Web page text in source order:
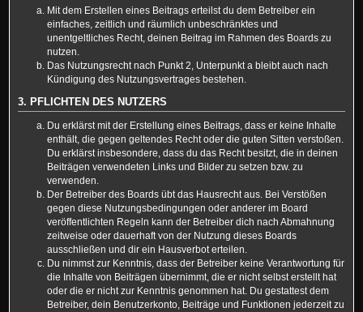
Mit dem Erstellen eines Beitrags erteilst du dem Betreiber ein
einfaches, zeitlich und räumlich unbeschränktes und
unentgeltliches Recht, deinen Beitrag im Rahmen des Boards zu
nutzen.
Das Nutzungsrecht nach Punkt 2, Unterpunkt a bleibt auch nach
Kündigung des Nutzungsvertrages bestehen.
3. PFLICHTEN DES NUTZERS
Du erklärst mit der Erstellung eines Beitrags, dass er keine Inhalte
enthält, die gegen geltendes Recht oder die guten Sitten verstoßen.
Du erklärst insbesondere, dass du das Recht besitzt, die in deinen
Beiträgen verwendeten Links und Bilder zu setzen bzw. zu
verwenden.
Der Betreiber des Boards übt das Hausrecht aus. Bei Verstößen
gegen diese Nutzungsbedingungen oder anderer im Board
veröffentlichten Regeln kann der Betreiber dich nach Abmahnung
zeitweise oder dauerhaft von der Nutzung dieses Boards
ausschließen und dir ein Hausverbot erteilen.
Du nimmst zur Kenntnis, dass der Betreiber keine Verantwortung für
die Inhalte von Beiträgen übernimmt, die er nicht selbst erstellt hat
oder die er nicht zur Kenntnis genommen hat. Du gestattest dem
Betreiber, dein Benutzerkonto, Beiträge und Funktionen jederzeit zu